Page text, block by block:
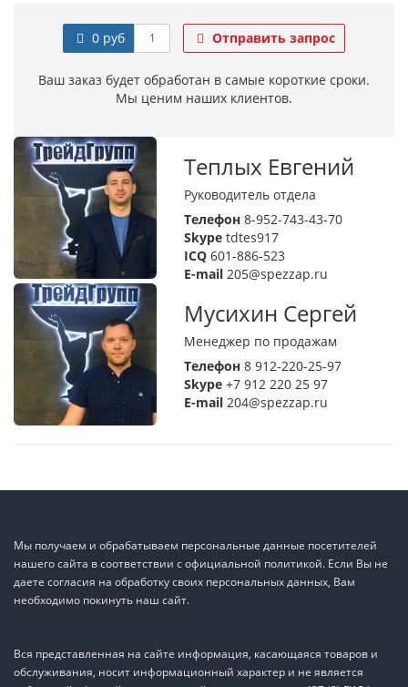
0 руб Отправить запрос
Ваш заказ будет обработан в самые короткие сроки.
Мы ценим наших клиентов.
Теплых Евгений
Руководитель отдела
Телефон8-952-743-43-70
Skypetdtes917
ICQ601-886-523
E-mail205@spezzap.ru
Мусихин Сергей
Менеджер по продажам
Телефон8 912-220-25-97
Skype+7 912 220 25 97
E-mail204@spezzap.ru
Мы получаем и обрабатываем персональные данные посетителей
нашего сайта в соответствии с официальной политикой. Если Вы не
даете согласия на обработку своих персональных данных, Вам
необходимо покинуть наш сайт.
Вся представленная на сайте информация, касающаяся товаров и
обслуживания, носит информационный характер и не является